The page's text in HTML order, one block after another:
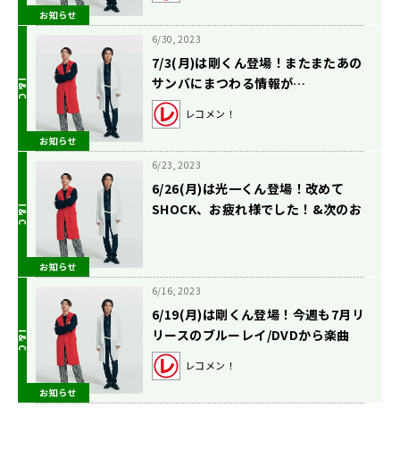
お知らせ
お知らせ
6/30, 2023
7/3(月)は剛くん登場！またまたあの
サンバにまつわる情報が…
レコメン！
お知らせ
6/23, 2023
6/26(月)は光一くん登場！改めて
SHOCK、お疲れ様でした！&次のお
お知らせ
6/16, 2023
6/19(月)は剛くん登場！今週も7月リ
リースのブルーレイ/DVDから楽曲
OAします！
レコメン！